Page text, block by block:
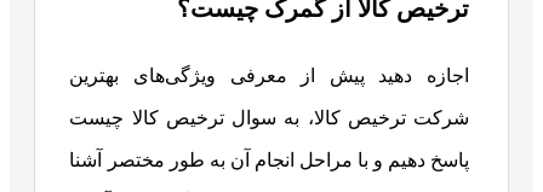
ترخیص کالا از گمرک چیست؟
اجازه دهید پیش از معرفی ویژگی‌های بهترین
شرکت ترخیص کالا، به سوال ترخیص کالا چیست
پاسخ دهیم و با مراحل انجام آن به طور مختصر آشنا